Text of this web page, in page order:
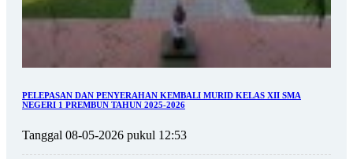
PELEPASAN DAN PENYERAHAN KEMBALI MURID KELAS XII SMA
NEGERI 1 PREMBUN TAHUN 2025-2026
Tanggal 08-05-2026 pukul 12:53